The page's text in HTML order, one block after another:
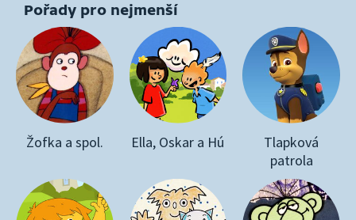
Pořady pro nejmenší
Žofka a spol. Ella, Oskar a Hú
Tlapková
patrola